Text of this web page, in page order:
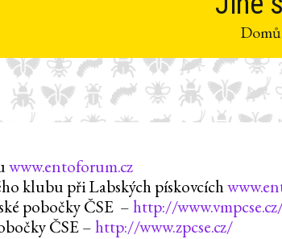
Domů
www.entoforum.cz
klubu při Labských pískovcích
pobočky ČSE –http://
ČSE –http://www.zpcse.cz/